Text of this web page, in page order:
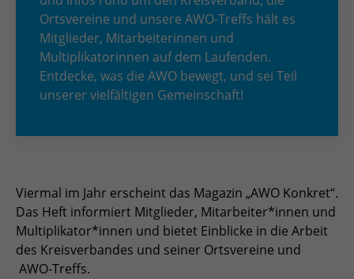
Ortsvereine und unsere AWO-Treffs hält es
Mitglieder, Mitarbeiterinnen und
Multiplikatorinnen auf dem Laufenden.
Entdecke, was die AWO bewegt, und sei Teil
unserer vielfältigen Gemeinschaft!
Viermal im Jahr erscheint das Magazin „AWO Konkret“.
Das Heft informiert Mitglieder, Mitarbeiter*innen und
Multiplikator*innen und bietet Einblicke in die Arbeit
des Kreisverbandes und seiner Ortsvereine und
AWO-Treffs.